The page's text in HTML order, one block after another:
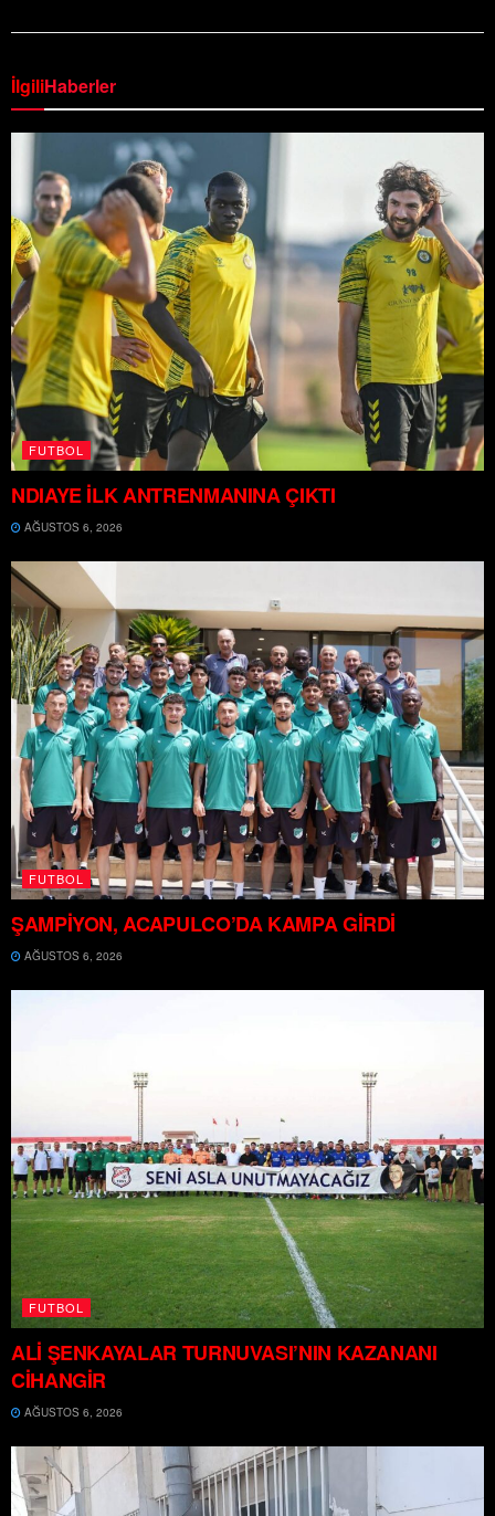
İlgiliHaberler
FUTBOL
NDIAYE İLK ANTRENMANINA ÇIKTI
AĞUSTOS 6, 2026
FUTBOL
ŞAMPİYON, ACAPULCO’DA KAMPA GİRDİ
AĞUSTOS 6, 2026
FUTBOL
ALİ ŞENKAYALAR TURNUVASI’NIN KAZANANI
CİHANGİR
AĞUSTOS 6, 2026